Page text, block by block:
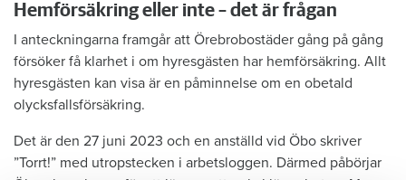
Hemförsäkring eller inte – det är frågan
I anteckningarna framgår att Örebrobostäder gång på gång
försöker få klarhet i om hyresgästen har hemförsäkring. Allt
hyresgästen kan visa är en påminnelse om en obetald
olycksfallsförsäkring.
Det är den 27 juni 2023 och en anställd vid Öbo skriver
”Torrt!” med utropstecken i arbetsloggen. Därmed påbörjar